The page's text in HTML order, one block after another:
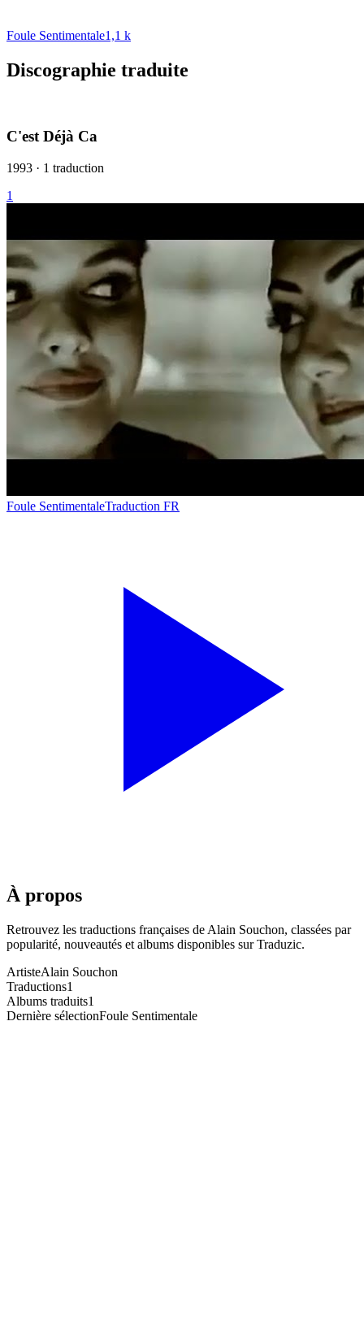
Foule Sentimentale1,1 k
Discographie traduite
C'est Déjà Ca
1993 · 1 traduction
1
Foule SentimentaleTraduction FR
À propos
Retrouvez les traductions françaises de Alain Souchon, classées par
popularité, nouveautés et albums disponibles sur Traduzic.
ArtisteAlain Souchon
Traductions1
Albums traduits1
Dernière sélectionFoule Sentimentale